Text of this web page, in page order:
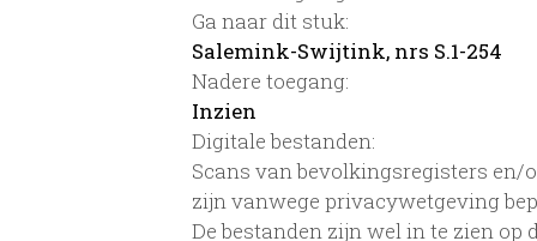
Ga naar dit stuk:
Salemink-Swijtink, nrs S.1-254
Nadere toegang:
Inzien
Digitale bestanden:
Scans van bevolkingsregisters en/
zijn vanwege privacywetgeving
De bestanden zijn wel in te zien